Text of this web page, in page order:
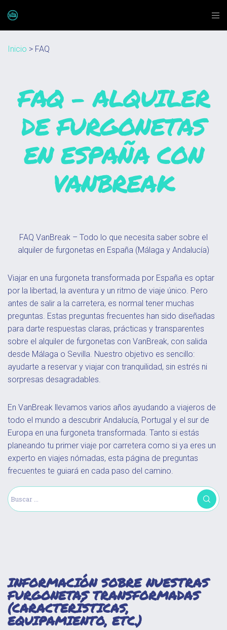
Inicio > FAQ
FAQ – ALQUILER
DE FURGONETAS
EN ESPAÑA CON
VANBREAK
FAQ VanBreak – Todo lo que necesita saber sobre el
alquiler de furgonetas en España (Málaga y Andalucía)
Viajar en una furgoneta transformada por España es optar
por la libertad, la aventura y un ritmo de viaje único. Pero
antes de salir a la carretera, es normal tener muchas
preguntas. Estas preguntas frecuentes han sido diseñadas
para darte respuestas claras, prácticas y transparentes
sobre el alquiler de furgonetas con VanBreak, con salida
desde Málaga o Sevilla. Nuestro objetivo es sencillo:
ayudarte a reservar y viajar con tranquilidad, sin estrés ni
sorpresas desagradables.
En VanBreak llevamos varios años ayudando a viajeros de
todo el mundo a descubrir Andalucía, Portugal y el sur de
Europa en una furgoneta transformada. Tanto si estás
planeando tu primer viaje por carretera como si ya eres un
experto en viajes nómadas, esta página de preguntas
frecuentes te guiará en cada paso del camino.
INFORMACIÓN SOBRE NUESTRAS
FURGONETAS TRANSFORMADAS
(CARACTERÍSTICAS,
EQUIPAMIENTO, ETC.)